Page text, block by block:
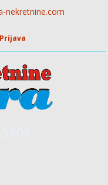
nekretnine.com
Prijava